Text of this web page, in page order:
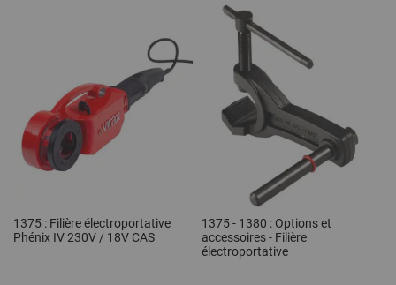
1375 : Filière électroportative
Phénix IV 230V / 18V CAS
1375 - 1380 : Options et
accessoires - Filière
électroportative